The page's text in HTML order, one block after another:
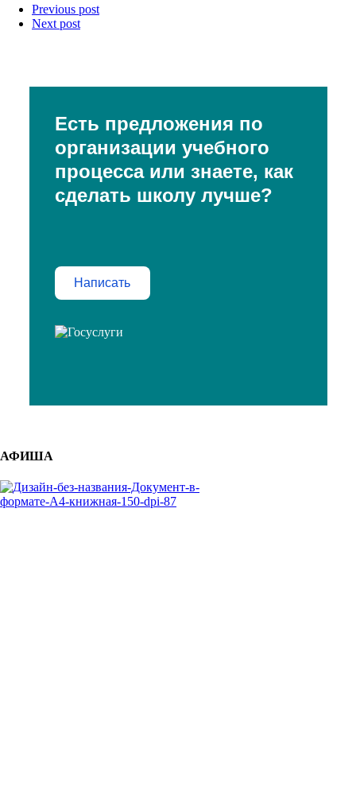
Previous post
Next post
Есть предложения по
организации учебного
процесса или знаете, как
сделать школу лучше?
Написать
АФИША